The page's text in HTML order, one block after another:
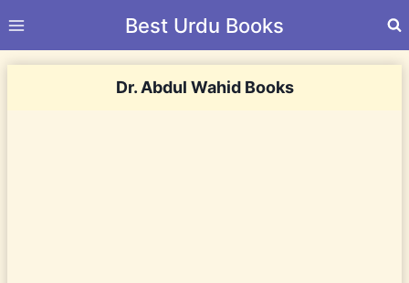
to
Best Urdu Books
Dr. Abdul Wahid Books